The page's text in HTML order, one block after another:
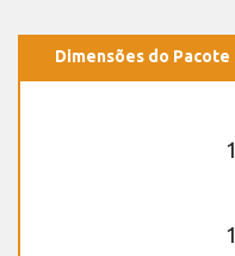
Dimensões do Pacote